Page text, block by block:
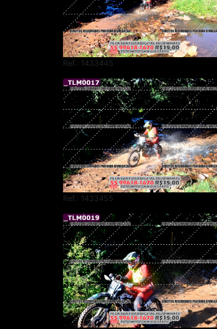
Ref.: 1433445
Ref.: 1433455